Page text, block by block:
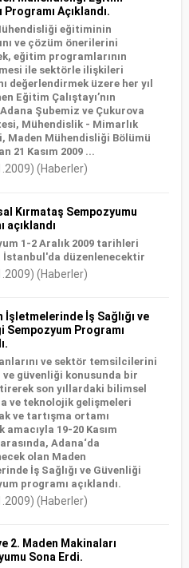
Programı Açıklandı.
eğitiminin
ve çözüm önerilerini
eğitim programlarının
ile sektörle ilişkileri
değerlendirmek üzere her yıl
Eğitim Çalıştayı’nın
Adana Şubemiz ve Çukurova
Mühendislik - Mimarlık
Maden Mühendisliği Bölümü
21 Kasım 2009 ...
(Haberler)
Kırmataş Sempozyumu
açıklandı
1-2 Aralık 2009 tarihleri
İstanbul'da düzenlenecektir
(Haberler)
İşletmelerinde İş Sağlığı ve
Sempozyum Programı
ve sektör temsilcilerini
ve güvenliği konusunda bir
son yıllardaki bilimsel
ve teknolojik gelişmeleri
ve tartışma ortamı
amacıyla 19-20 Kasım
Adana‘da
olan Maden
İş Sağlığı ve Güvenliği
programı açıklandı.
(Haberler)
2. Maden Makinaları
Sona Erdi.